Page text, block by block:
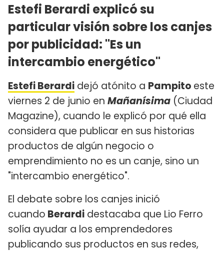
Estefi Berardi explicó su
particular visión sobre los canjes
por publicidad: "Es un
intercambio energético"
Estefi Berardi dejó atónito a Pampito este
viernes 2 de junio en Mañanísima (Ciudad
Magazine), cuando le explicó por qué ella
considera que publicar en sus historias
productos de algún negocio o
emprendimiento no es un canje, sino un
"intercambio energético".
El debate sobre los canjes inició
cuando Berardi destacaba que Lio Ferro
solía ayudar a los emprendedores
publicando sus productos en sus redes,